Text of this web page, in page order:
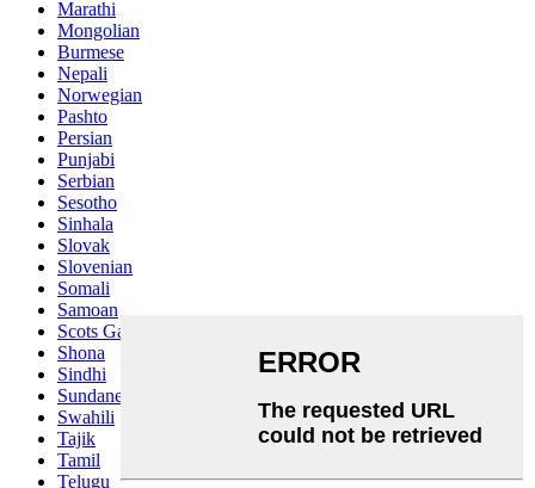
Marathi
Mongolian
Burmese
Nepali
Norwegian
Pashto
Persian
Punjabi
Serbian
Sesotho
Sinhala
Slovak
Slovenian
Somali
Samoan
Scots Gaelic
Shona
Sindhi
Sundanese
Swahili
Tajik
Tamil
Telugu